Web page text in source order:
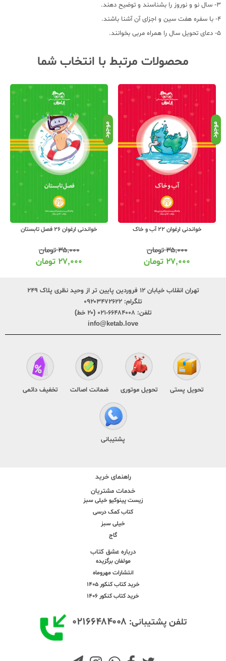
3- سال نو و نوروز را بشناسند و توضیح دهند.
4- با سفره هفت سین و اجزای آن آشنا باشند.
5- دعای تحویل سال را همراه مربی بخوانند.
محصولات مرتبط با انتخاب شما
موجود
خواندنی ارغوان 22 آب و خاک
۳۵,۰۰۰تومان
۲۷,۰۰۰ تومان
موجود
خواندنی ارغوان 26 فصل تابستان
۳۵,۰۰۰تومان
۲۷,۰۰۰ تومان
تهران انقلاب خیابان ۱۲ فروردین پایین تر از وحید نظری پلاک ۲۴۹
تلگرام: ۰۹۲۰۳۴۷۲۶۲۲
تلفن: ۶۶۴۸۴۰۰۸-۰۲۱ (۲۰ خط)
info@ketab.love
تحویل پستی تحویل موتوری ضمانت اصالت تخفیف دائمی
پشتیبانی
راهنمای خرید
خدمات مشتریان
زیست پینوکیو خیلی سبز
کتاب کمک درسی
خیلی سبز
گاج
درباره عشق کتاب
مولفان برگزیده
انتشارات مهروماه
خرید کتاب کنکور 1405
خرید کتاب کنکور 1406
تلفن پشتیبانی: ۰۲۱۶۶۴۸۴۰۰۸